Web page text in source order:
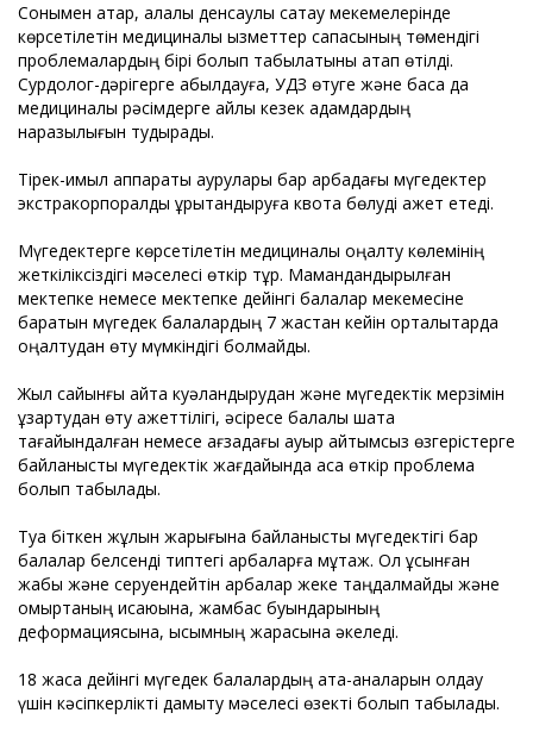
Сонымен қатар, қалалық денсаулық сақтау мекемелерінде
көрсетілетін медициналық қызметтер сапасының төмендігі
проблемалардың бірі болып табылатыны атап өтілді.
Сурдолог-дәрігерге қабылдауға, УДЗ өтуге және басқа да
медициналық рәсімдерге айлық кезек адамдардың
наразылығын тудырады.
Тірек-қимыл аппараты аурулары бар арбадағы мүгедектер
экстракорпоралдық ұрықтандыруға квота бөлуді қажет етеді.
Мүгедектерге көрсетілетін медициналық оңалту көлемінің
жеткіліксіздігі мәселесі өткір тұр. Мамандандырылған
мектепке немесе мектепке дейінгі балалар мекемесіне
баратын мүгедек балалардың 7 жастан кейін орталықтарда
оңалтудан өту мүмкіндігі болмайды.
Жыл сайынғы қайта куәландырудан және мүгедектік мерзімін
ұзартудан өту қажеттілігі, әсіресе балалық шақта
тағайындалған немесе ағзадағы ауыр қайтымсыз өзгерістерге
байланысты мүгедектік жағдайында аса өткір проблема
болып табылады.
Туа біткен жұлын жарығына байланысты мүгедектігі бар
балалар белсенді типтегі арбаларға мұқтаж. Ол ұсынған
жабық және серуендейтін арбалар жеке таңдалмайды және
омыртқаның қисаюына, жамбас буындарының
деформациясына, қысымның жарасына әкеледі.
18 жасқа дейінгі мүгедек балалардың ата-аналарын қолдау
үшін кәсіпкерлікті дамыту мәселесі өзекті болып табылады.